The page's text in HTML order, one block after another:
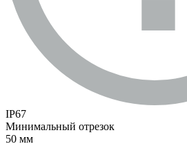
IP67
Минимальный отрезок
50 мм